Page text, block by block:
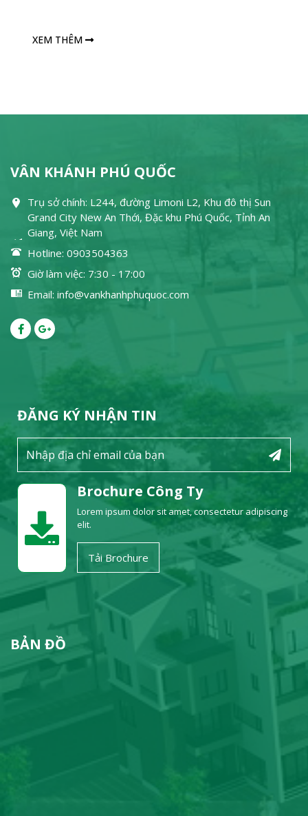
XEM THÊM
VÂN KHÁNH PHÚ QUỐC
Trụ sở chính: L244, đường Limoni L2, Khu đô thị Sun
Grand City New An Thới, Đặc khu Phú Quốc, Tỉnh An
Giang, Việt Nam
Hotline: 0903504363
Giờ làm việc: 7:30 - 17:00
Email: info@vankhanhphuquoc.com
ĐĂNG KÝ NHẬN TIN
Brochure Công Ty
Lorem ipsum dolor sit amet, consectetur adipiscing
elit.
Tải Brochure
BẢN ĐỒ